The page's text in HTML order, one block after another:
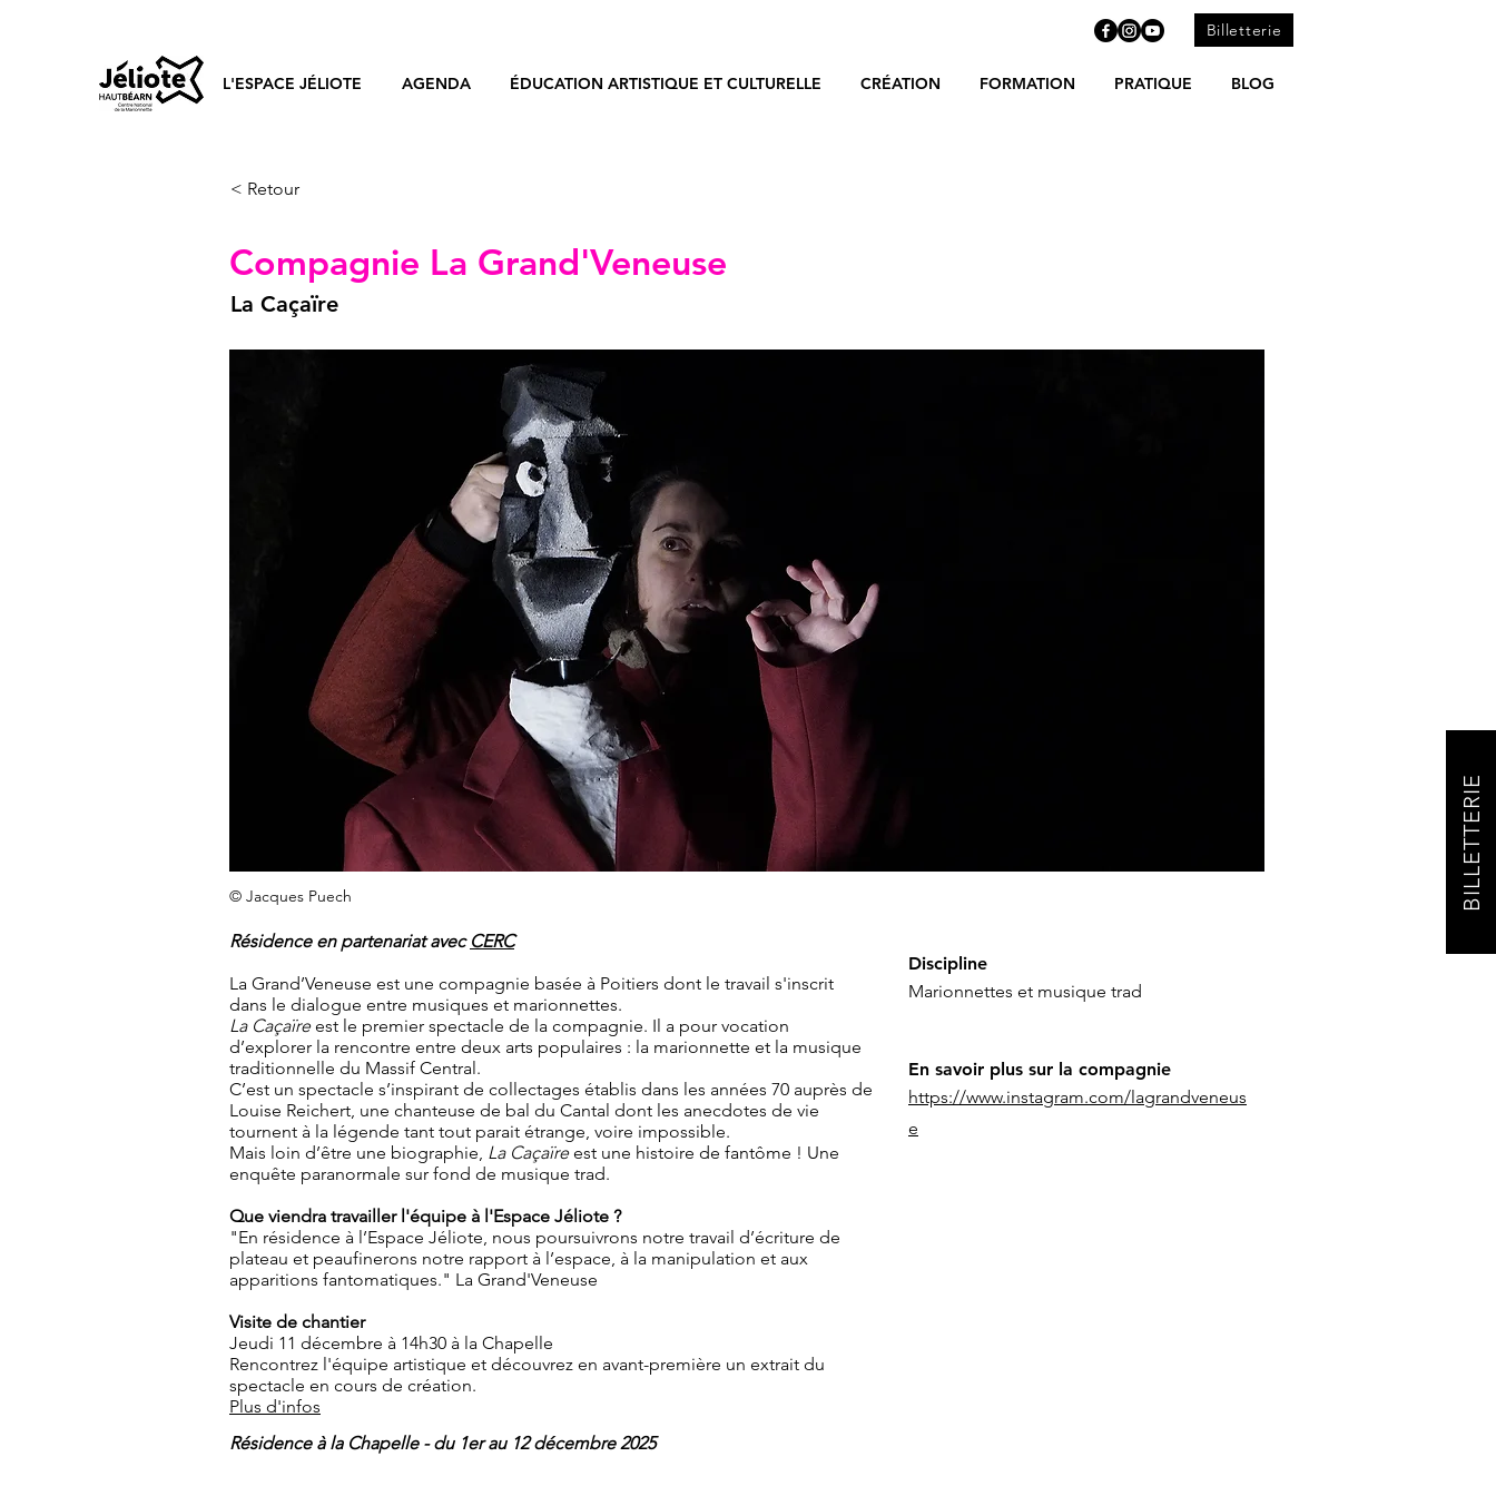
Billetterie
L'ESPACE JÉLIOTE AGENDA ÉDUCATION ARTISTIQUE ET CULTURELLE CRÉATION FORMATION PRATIQUE BLOG
BILLETTERIE
< Retour
Compagnie La Grand'Veneuse
La Caçaïre
© Jacques Puech
Résidence en partenariat avec CERC
La Grand’Veneuse est une compagnie basée à Poitiers dont le travail s'inscrit
dans le dialogue entre musiques et marionnettes.
La Caçaïreest le premier spectacle de la compagnie. Il a pour vocation
d’explorer la rencontre entre deux arts populaires : la marionnette et la musique
traditionnelle du Massif Central.
C’est un spectacle s’inspirant de collectages établis dans les années 70 auprès de
Louise Reichert, une chanteuse de bal du Cantal dont les anecdotes de vie
tournent à la légende tant tout parait étrange, voire impossible.
Mais loin d’être une biographie, La Caçaïreest une histoire de fantôme ! Une
enquête paranormale sur fond de musique trad.
Que viendra travailler l'équipe à l'Espace Jéliote ?
"En résidence à l’Espace Jéliote, nous poursuivrons notre travail d’écriture de
plateau et peaufinerons notre rapport à l’espace, à la manipulation et aux
apparitions fantomatiques." La Grand'Veneuse
Visite de chantier
Jeudi 11 décembre à 14h30 à la Chapelle
Rencontrez l'équipe artistique et découvrez en avant-première un extrait du
spectacle en cours de création.
Plus d'infos
Discipline
Marionnettes et musique trad
En savoir plus sur la compagnie
https://www.instagram.com/lagrandveneus
e
Résidence à la Chapelle - du 1er au 12 décembre 2025